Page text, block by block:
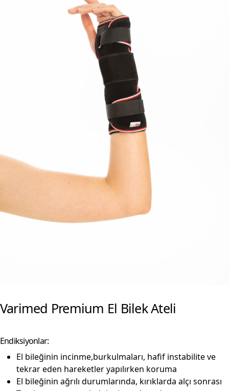
Varimed Premium El Bilek Ateli
Endiksiyonlar:
El bileğinin incinme,burkulmaları, hafif instabilite ve
tekrar eden hareketler yapılırken koruma
El bileğinin ağrılı durumlarında, kırıklarda alçı sonrası